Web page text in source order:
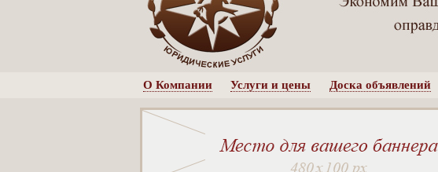
О Компании Услуги и цены Доска объявлений